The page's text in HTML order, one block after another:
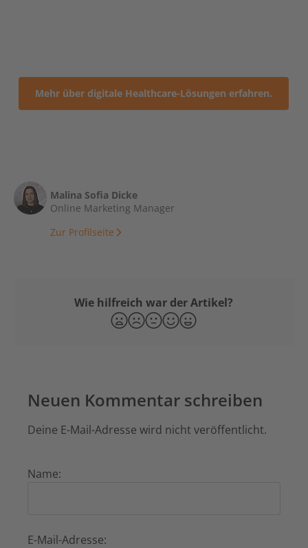
Mehr über digitale Healthcare-Lösungen erfahren.
Malina Sofia Dicke
Online Marketing Manager
Zur Profilseite
Wie hilfreich war der Artikel?
Neuen Kommentar schreiben
Deine E-Mail-Adresse wird nicht veröffentlicht.
Name:
E-Mail-Adresse: